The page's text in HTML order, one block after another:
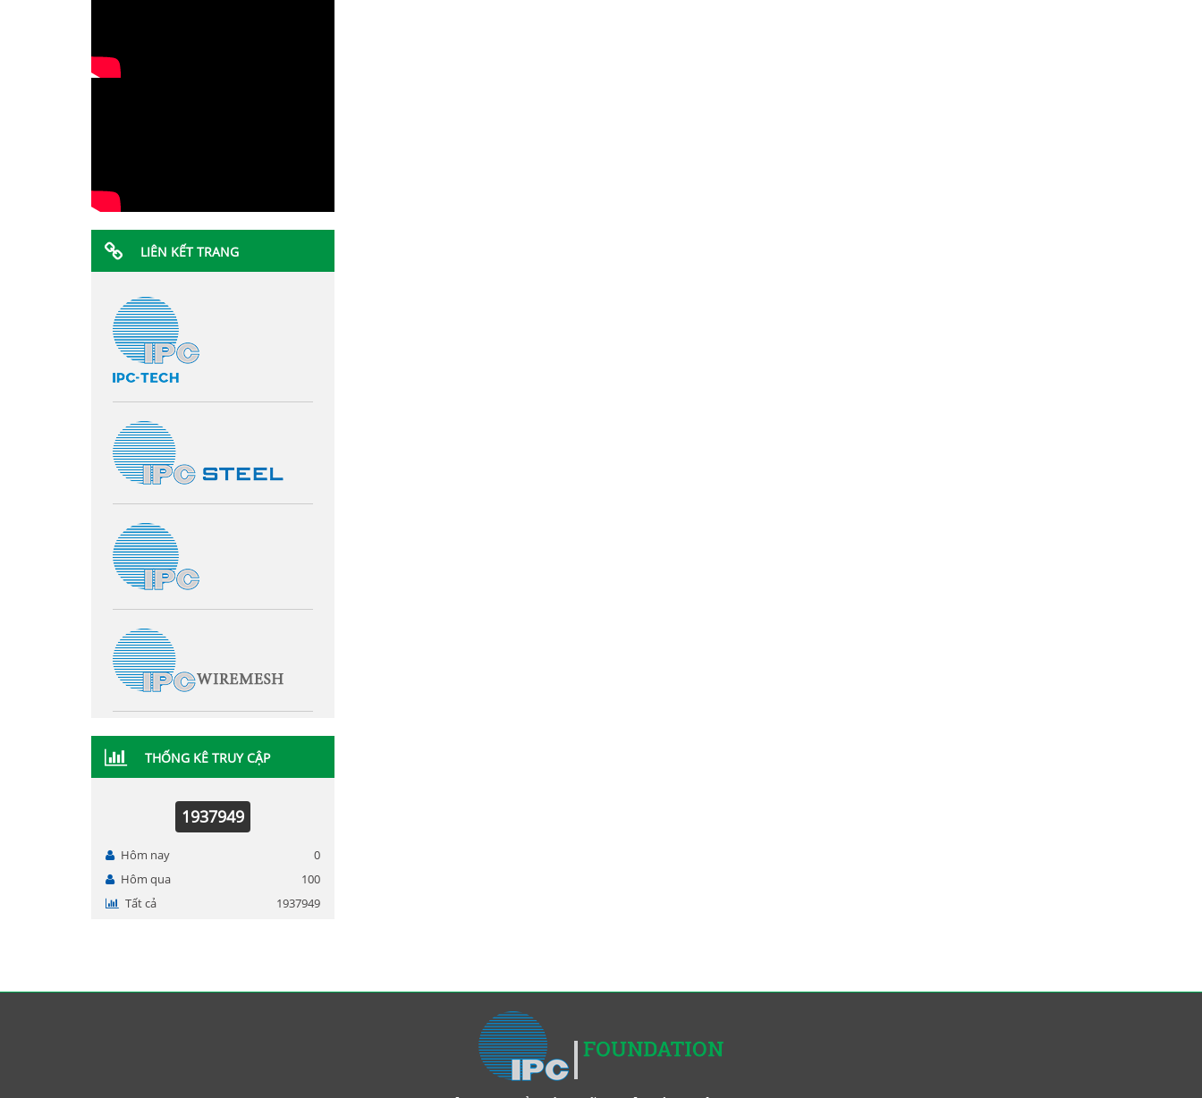
LIÊN KẾT TRANG
THỐNG KÊ TRUY CẬP
1937949
Hôm nay
0
Hôm qua
100
Tất cả
1937949